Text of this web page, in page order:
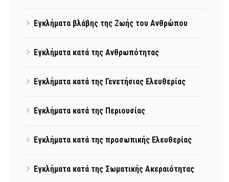
Εγκλήματα βλάβης της Ζωής του Ανθρώπου
Εγκλήματα κατά της Ανθρωπότητας
Εγκλήματα κατά της Γενετήσιας Ελευθερίας
Εγκλήματα κατά της Περιουσίας
Εγκλήματα κατά της προσωπικής Ελευθερίας
Εγκλήματα κατά της Σωματικής Ακεραιότητας